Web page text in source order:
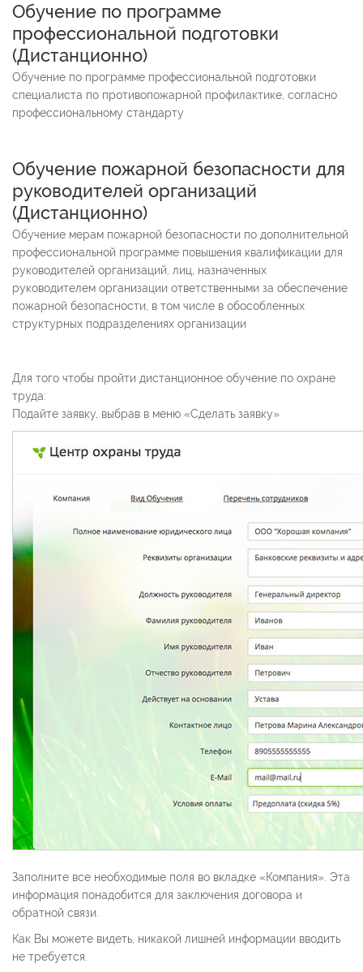
Обучение по программе
профессиональной подготовки
(Дистанционно)
Обучение по программе профессиональной подготовки
специалиста по противопожарной профилактике, согласно
профессиональному стандарту
Обучение пожарной безопасности для
руководителей организаций
(Дистанционно)
Обучение мерам пожарной безопасности по дополнительной
профессиональной программе повышения квалификации для
руководителей организаций, лиц, назначенных
руководителем организации ответственными за обеспечение
пожарной безопасности, в том числе в обособленных
структурных подразделениях организации
Для того чтобы пройти дистанционное обучение по охране
труда:
Подайте заявку, выбрав в меню «Сделать заявку»
Заполните все необходимые поля во вкладке «Компания». Эта
информация понадобится для заключения договора и
обратной связи.
Как Вы можете видеть, никакой лишней информации вводить
не требуется.